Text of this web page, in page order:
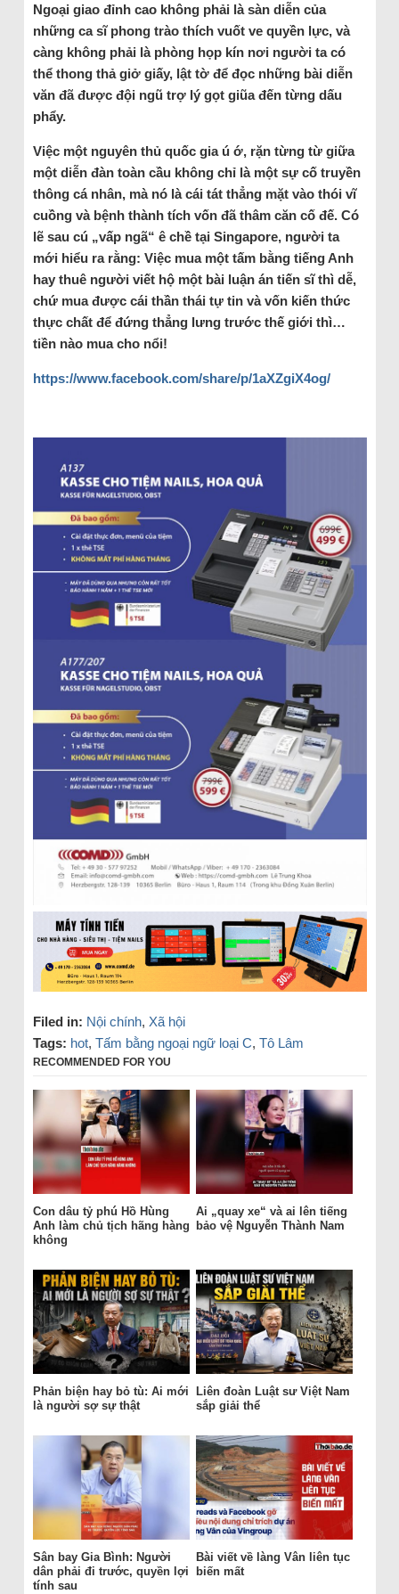
Ngoại giao đỉnh cao không phải là sàn diễn của
những ca sĩ phong trào thích vuốt ve quyền lực, và
càng không phải là phòng họp kín nơi người ta có
thể thong thả giở giấy, lật tờ để đọc những bài diễn
văn đã được đội ngũ trợ lý gọt giũa đến từng dấu
phẩy.
Việc một nguyên thủ quốc gia ú ớ, rặn từng từ giữa
một diễn đàn toàn cầu không chỉ là một sự cố truyền
thông cá nhân, mà nó là cái tát thẳng mặt vào thói vĩ
cuồng và bệnh thành tích vốn đã thâm căn cố đế. Có
lẽ sau cú „vấp ngã“ ê chề tại Singapore, người ta
mới hiểu ra rằng: Việc mua một tấm bằng tiếng Anh
hay thuê người viết hộ một bài luận án tiến sĩ thì dễ,
chứ mua được cái thần thái tự tin và vốn kiến thức
thực chất để đứng thẳng lưng trước thế giới thì…
tiền nào mua cho nổi!
https://www.facebook.com/share/p/1aXZgiX4og/
Filed in: Nội chính, Xã hội
Tags: hot, Tấm bằng ngoại ngữ loại C, Tô Lâm
RECOMMENDED FOR YOU
Con dâu tỷ phú Hồ Hùng
Anh làm chủ tịch hãng hàng
không
Ai „quay xe“ và ai lên tiếng
bảo vệ Nguyễn Thành Nam
Phản biện hay bỏ tù: Ai mới
là người sợ sự thật
Liên đoàn Luật sư Việt Nam
sắp giải thể
Sân bay Gia Bình: Người
dân phải đi trước, quyền lợi
tính sau
Bài viết về làng Vân liên tục
biến mất